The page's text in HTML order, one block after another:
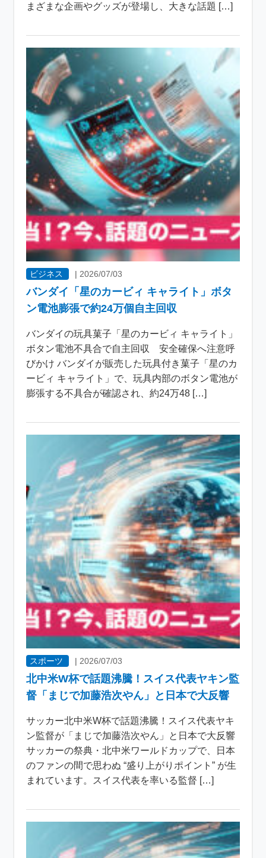
まざまな企画やグッズが登場し、大きな話題 […]
ビジネス | 2026/07/03
バンダイ「星のカービィ キャライト」ボタ
ン電池膨張で約24万個自主回収
バンダイの玩具菓子「星のカービィ キャライト」
ボタン電池不具合で自主回収 安全確保へ注意呼
びかけ バンダイが販売した玩具付き菓子「星のカ
ービィ キャライト」で、玩具内部のボタン電池が
膨張する不具合が確認され、約24万48 […]
スポーツ |2026/07/03
北中米W杯で話題沸騰！スイス代表ヤキン監
督「まじで加藤浩次やん」と日本で大反響
サッカー北中米W杯で話題沸騰！スイス代表ヤキ
ン監督が「まじで加藤浩次やん」と日本で大反響
サッカーの祭典・北中米ワールドカップで、日本
のファンの間で思わぬ “盛り上がりポイント” が生
まれています。スイス代表を率いる監督 […]